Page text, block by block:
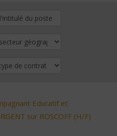
Educatif et
sur ROSCOFF (H/F)